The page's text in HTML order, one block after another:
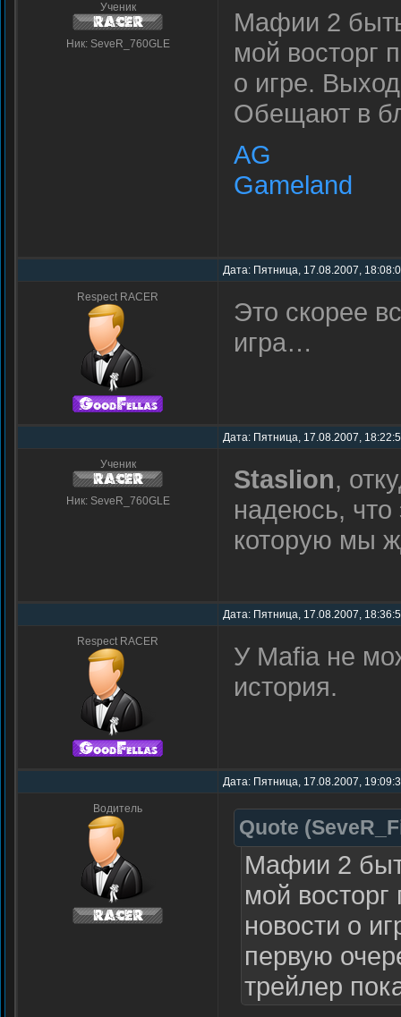
Ученик
Ник: SeveR_760GLE
Мафии 2
мой восторг
о игре.
Обещают в
AG
Gameland
Дата: Пятница, 17.08.2007,
Respect RACER
Это скорее
игра…
Дата: Пятница, 17.08.2007,
Ученик
Ник: SeveR_760GLE
Staslion,
надеюсь,
которую мы
Дата: Пятница, 17.08.2007,
Respect RACER
У Mafia не
история.
Дата: Пятница, 17.08.2007,
Водитель
Quote (
Мафии 2
мой
новости о
первую
трейлер